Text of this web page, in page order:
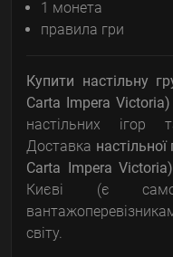
1 монета
правила гри
Купити настільну
Carta Impera Victoria)
настільних ігор
Доставка настільної
Carta Impera
Києві (є
світу.